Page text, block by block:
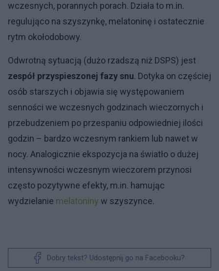
wczesnych, porannych porach. Działa to m.in.
regulująco na szyszynkę, melatoninę i ostatecznie
rytm okołodobowy.
Odwrotną sytuacją (dużo rzadszą niż DSPS) jest
zespół przyspieszonej fazy snu. Dotyka on częściej
osób starszych i objawia się występowaniem
senności we wczesnych godzinach wieczornych i
przebudzeniem po przespaniu odpowiedniej ilości
godzin – bardzo wczesnym rankiem lub nawet w
nocy. Analogicznie ekspozycja na światło o dużej
intensywności wczesnym wieczorem przynosi
często pozytywne efekty, m.in. hamując
wydzielanie melatoniny w szyszynce.
Dobry tekst? Udostępnij go na Facebooku?